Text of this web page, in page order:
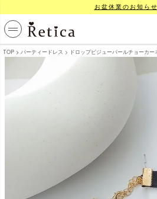
お盆休業のお知ら
TOP パーティードレス ドロップビジューパールチョーカ